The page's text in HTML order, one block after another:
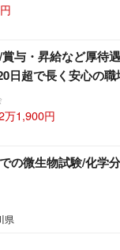
与・昇給など厚待
日超で長く安心の職
万1,900円
の微生物試験/化学
県